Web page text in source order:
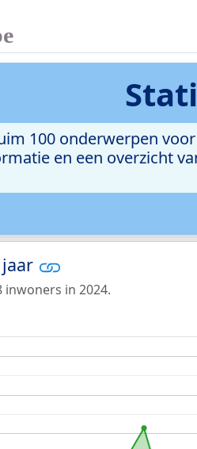
100 onderwerpen
en een overzicht
in 2024.